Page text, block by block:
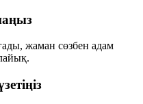
жаман сөзбен адам